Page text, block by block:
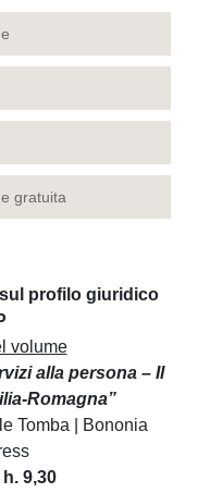
gratuita
profilo giuridico
volume
alla persona – Il
Romagna”
Tomba | Bononia
9,30